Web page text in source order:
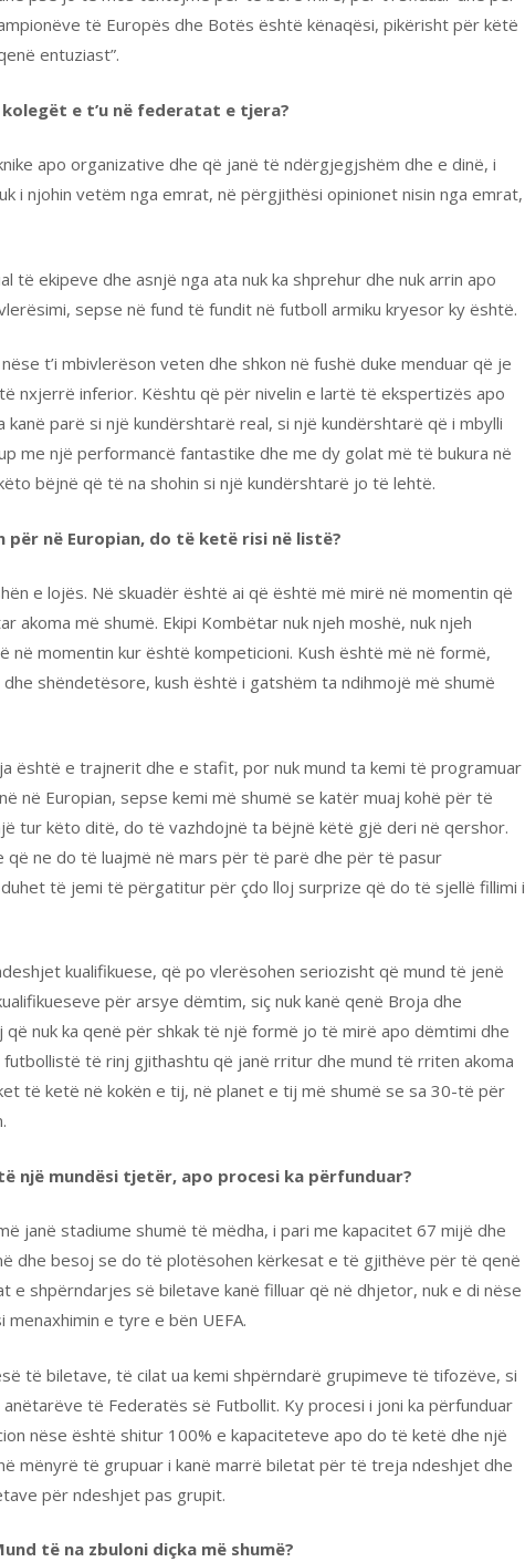
të Europës dhe Botës është kënaqësi, pikërisht për këtë
entuziast”.
e t’u në federatat e tjera?
apo organizative dhe që janë të ndërgjegjshëm dhe e dinë, i
i njohin vetëm nga emrat, në përgjithësi opinionet nisin nga emrat,
të ekipeve dhe asnjë nga ata nuk ka shprehur dhe nuk arrin apo
sepse në fund të fundit në futboll armiku kryesor ky është.
t’i mbivlerëson veten dhe shkon në fushë duke menduar që je
nxjerrë inferior. Kështu që për nivelin e lartë të ekspertizës apo
parë si një kundërshtarë real, si një kundërshtarë që i mbylli
me një performancë fantastike dhe me dy golat më të bukura në
bëjnë që të na shohin si një kundërshtarë jo të lehtë.
në Europian, do të ketë risi në listë?
e lojës. Në skuadër është ai që është më mirë në momentin që
akoma më shumë. Ekipi Kombëtar nuk njeh moshë, nuk njeh
në momentin kur është kompeticioni. Kush është më në formë,
shëndetësore, kush është i gatshëm ta ndihmojë më shumë
është e trajnerit dhe e stafit, por nuk mund ta kemi të programuar
në Europian, sepse kemi më shumë se katër muaj kohë për të
tur këto ditë, do të vazhdojnë ta bëjnë këtë gjë deri në qershor.
ne do të luajmë në mars për të parë dhe për të pasur
të jemi të përgatitur për çdo lloj surprize që do të sjellë fillimi i
kualifikuese, që po vlerësohen seriozisht që mund të jenë
për arsye dëmtim, siç nuk kanë qenë Broja dhe
që nuk ka qenë për shkak të një formë jo të mirë apo dëmtimi dhe
të rinj gjithashtu që janë rritur dhe mund të rriten akoma
të ketë në kokën e tij, në planet e tij më shumë se sa 30-të për
një mundësi tjetër, apo procesi ka përfunduar?
janë stadiume shumë të mëdha, i pari me kapacitet 67 mijë dhe
dhe besoj se do të plotësohen kërkesat e të gjithëve për të qenë
e shpërndarjes së biletave kanë filluar që në dhjetor, nuk e di nëse
e tyre e bën UEFA.
të biletave, të cilat ua kemi shpërndarë grupimeve të tifozëve, si
të Federatës së Futbollit. Ky procesi i joni ka përfunduar
nëse është shitur 100% e kapaciteteve apo do të ketë dhe një
mënyrë të grupuar i kanë marrë biletat për të treja ndeshjet dhe
për ndeshjet pas grupit.
të na zbuloni diçka më shumë?